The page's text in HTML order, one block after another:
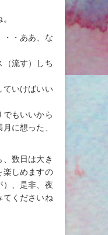
・・ああ、な
（流す）しち
ていけばいい
でもいいから
に想った、
数日は大き
楽しめますの
）、是非、夜
てくださいね